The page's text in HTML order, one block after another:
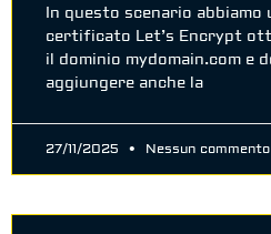
In questo scenario abbiamo
certificato Let’s Encrypt
il dominio mydomain.com e
aggiungere anche la
27/11/2025 Nessun commento